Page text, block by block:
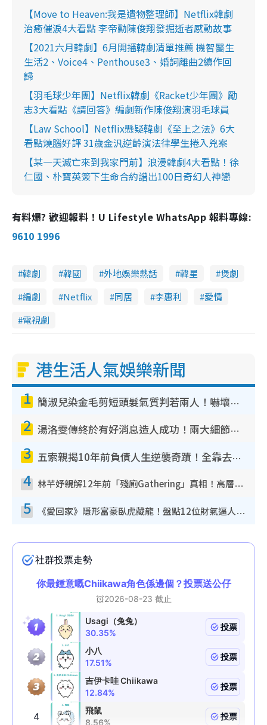
【Move to Heaven:我是遺物整理師】Netflix韓劇
治癒催淚4大看點 李帝勳陳俊翔發掘逝者感動故事
【2021六月韓劇】6月開播韓劇清單推薦 機智醫生
生活2、Voice4、Penthouse3、婚詞離曲2續作回
歸
【羽毛球少年團】Netflix韓劇《Racket少年團》勵
志3大看點《請回答》編劇新作陳俊翔演羽毛球員
【Law School】Netflix懸疑韓劇《至上之法》6大
看點燒腦好評 31歲金汎逆齡演法律學生捲入兇案
【某一天滅亡來到我家門前】浪漫韓劇4大看點！徐
仁國、朴寶英簽下生命合約譜出100日奇幻人神戀
有料爆? 歡迎報料！U Lifestyle WhatsApp 報料專線:
9610 1996
韓劇 韓國 外地娛樂熱話 韓星
煲劇
編劇
Netflix 同居 李惠利
愛情
電視劇
港生活人氣娛樂新聞
1 簡淑兒染金毛剪短頭髮氣質判若兩人！嚇壞老公麥大力都認唔出：「你做咩事？」
2 湯洛雯傳終於有好消息造人成功！兩大細節曝孕味極濃惹猜測：大肚婆先會咁！
3 五索親揭10年前負債人生逆襲奇蹟！全靠去一地方轉運後即遇上馬先生
4 林芊妤親解12年前「殘廁Gathering」真相！高層解約一句話重創尊嚴至今拒返TVB
5 《愛回家》隱形富豪臥虎藏龍！盤點12位財氣逼人的有錢藝人：呢位靚女3億身家唔憂做